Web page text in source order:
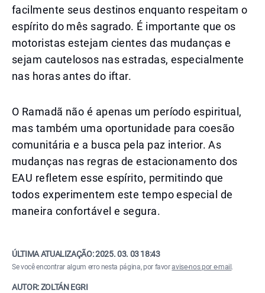
facilmente seus destinos enquanto respeitam o
espírito do mês sagrado. É importante que os
motoristas estejam cientes das mudanças e
sejam cautelosos nas estradas, especialmente
nas horas antes do iftar.
O Ramadã não é apenas um período espiritual,
mas também uma oportunidade para coesão
comunitária e a busca pela paz interior. As
mudanças nas regras de estacionamento dos
EAU refletem esse espírito, permitindo que
todos experimentem este tempo especial de
maneira confortável e segura.
ÚLTIMA ATUALIZAÇÃO:2025. 03. 03 18:43
Se você encontrar algum erro nesta página, por favoravise-nos por e-mail .
AUTOR: ZOLTÁN EGRI